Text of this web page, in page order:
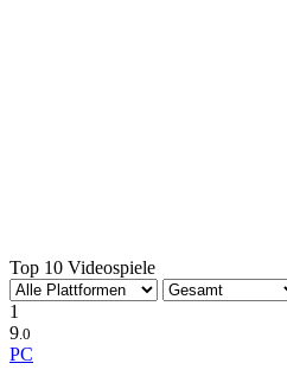
Top 10 Videospiele
1
9 .0
PC